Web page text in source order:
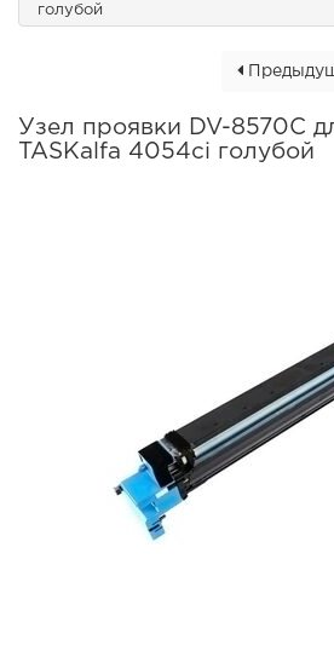
голубой
Узел проявки DV-8570C
TASKalfa 4054ci голубой